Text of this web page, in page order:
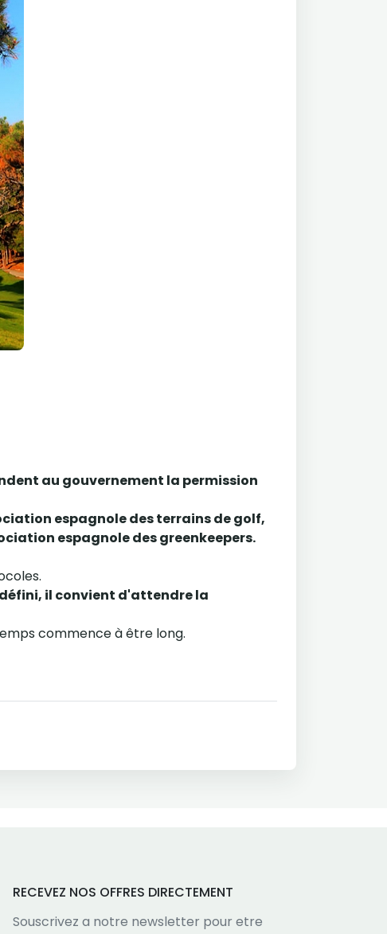
au gouvernement la permission
espagnole des terrains de golf,
espagnole des greenkeepers.
il convient d'attendre la
commence à être long.
RECEVEZ NOS OFFRES DIRECTEMENT
Souscrivez a notre newsletter pour etre